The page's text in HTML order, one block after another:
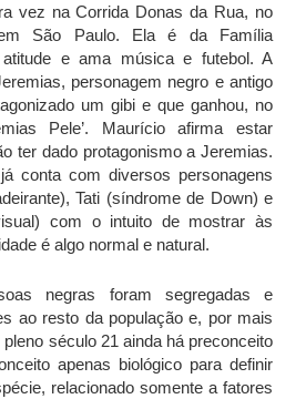
vez na Corrida Donas da Rua, no
São Paulo. Ela é da Família
e ama música e futebol. A
personagem negro e antigo
um gibi e que ganhou, no
Pele’. Maurício afirma estar
ter dado protagonismo a Jeremias.
conta com diversos personagens
Tati (síndrome de Down) e
com o intuito de mostrar às
é algo normal e natural.
negras foram segregadas e
ao resto da população e, por mais
século 21 ainda há preconceito
apenas biológico para definir
relacionado somente a fatores